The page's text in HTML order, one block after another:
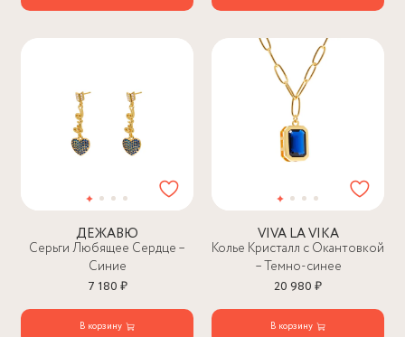
ДЕЖАВЮ
Серьги Любящее Сердце –
Синие
7 180 ₽
В корзину
VIVA LA VIKA
Колье Кристалл с Окантовкой
– Темно-синее
20 980 ₽
В корзину